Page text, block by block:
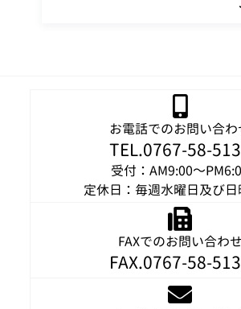
お電話でのお問い合わ
TEL.0767-58-
受付：AM9:00～
定休日：毎週水曜日及び日
FAXでのお問い合わせ
FAX.0767-58-